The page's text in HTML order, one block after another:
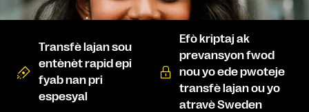
Transfè lajan sou
entènèt rapid epi
fyab nan pri
espesyal
Efò kriptaj ak
prevansyon fwod
nou yo ede pwoteje
transfè lajan ou yo
atravè Sweden